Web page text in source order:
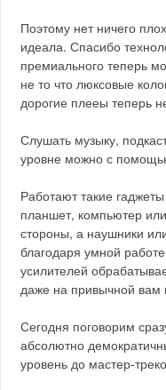
Поэтому нет ничего
идеала. Спасибо
премиального теперь
не то что люксовые
дорогие плееы теперь
Слушать музыку,
уровне можно с
Работают такие
планшет, компьютер
стороны, а наушники
благодаря умной
усилителей
даже на привычной вам
Сегодня поговорим
абсолютно
уровень до мастер-